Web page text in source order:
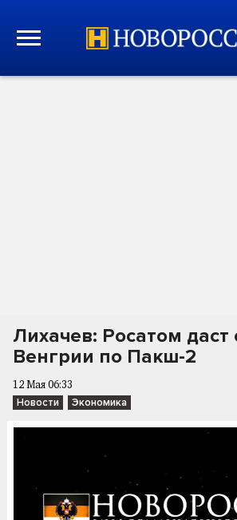
Лихачев: Росатом даст
Венгрии по Пакш-2
12 Мая 06:33
Новости Экономика